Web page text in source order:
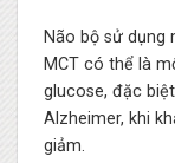
Não bộ sử dụng
MCT có thể là
glucose, đặc
Alzheimer, khi
giảm.